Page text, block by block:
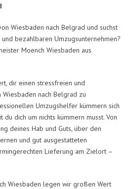
Wiesbaden nach Belgrad und suchst
bezahlbaren Umzugsunternehmen?
Moench Wiesbaden aus
dir einen stressfreien und
nach Belgrad zu
Umzugshelfer kümmern sich
dich um nichts kümmern musst. Von
deines Hab und Guts, über den
und gut ausgestatteten
Lieferung am Zielort –
Wiesbaden legen wir großen Wert